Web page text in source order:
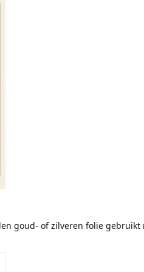
goud- of zilveren folie gebruikt